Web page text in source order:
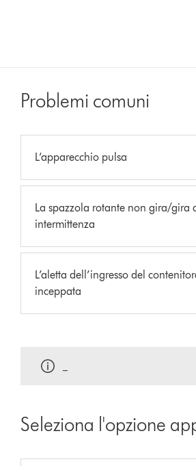
Problemi comuni
L’apparecchio pulsa
La spazzola rotante non gira/gira
intermittenza
L’aletta dell’ingresso del
inceppata
Seleziona l'opzione